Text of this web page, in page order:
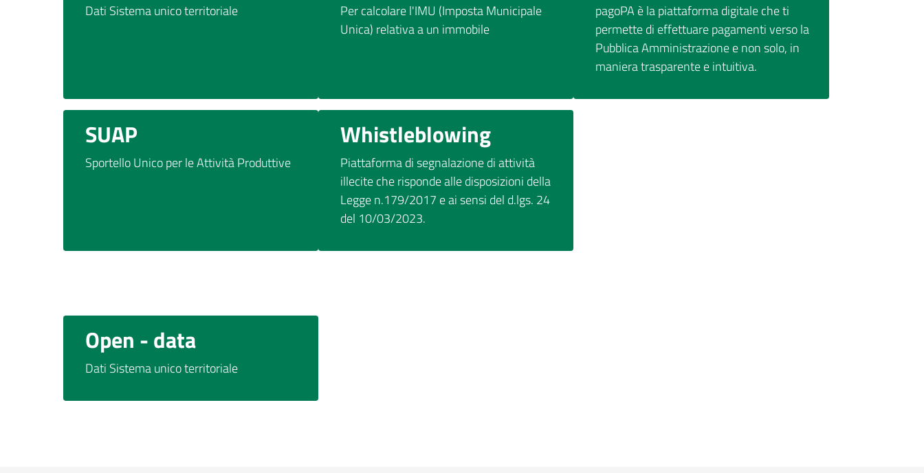
Dati Sistema unico territoriale
Per calcolare l'IMU (Imposta Municipale
Unica) relativa a un immobile
pagoPA è la piattaforma digitale che ti
permette di effettuare pagamenti verso la
Pubblica Amministrazione e non solo, in
maniera trasparente e intuitiva.
SUAP
Sportello Unico per le Attività Produttive
Whistleblowing
Piattaforma di segnalazione di attività
illecite che risponde alle disposizioni della
Legge n.179/2017 e ai sensi del d.lgs. 24
del 10/03/2023.
Open - data
Dati Sistema unico territoriale